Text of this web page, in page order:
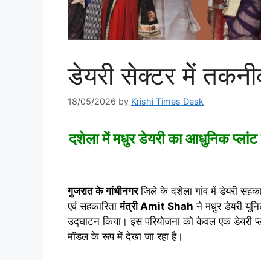
डेयरी सेक्टर में
18/05/2026 by Krishi Times Desk
दशेला में मधुर डेयरी का आधुनिक
गुजरात के गांधीनगरजिले के दशेला गांव में डेयरी
एवं सहकारितामंत्रीAmit Shah ने मधुर डेयरी
उद्घाटन किया। इस परियोजना को केवल एक डेयरी
मॉडल के रूप में देखा जा रहा है।